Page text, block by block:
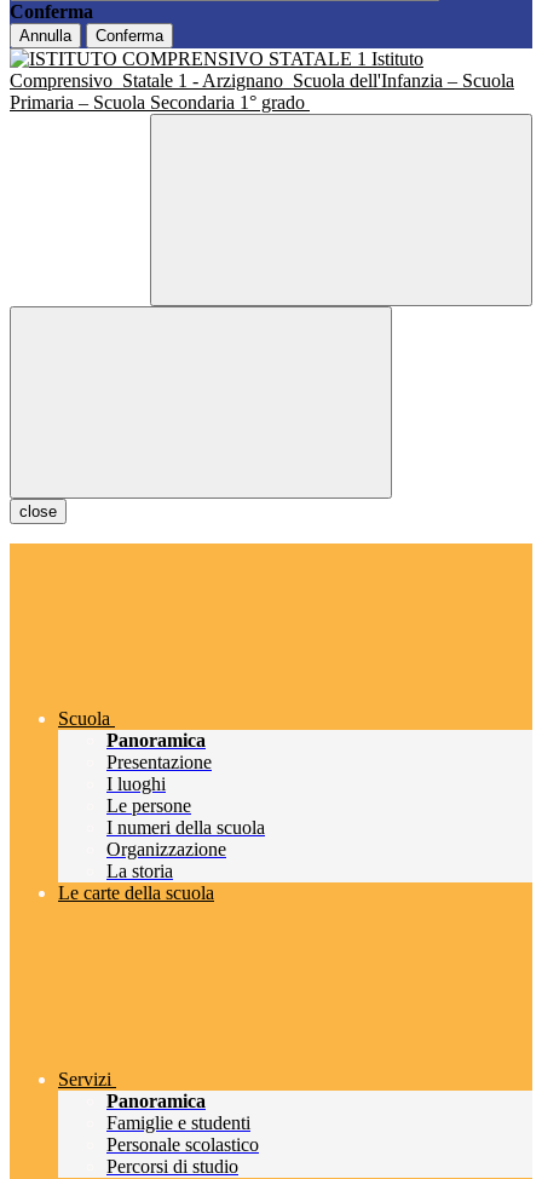
Conferma
Annulla Conferma
Istituto
Comprensivo Statale 1 - Arzignano Scuola dell'Infanzia – Scuola
Primaria – Scuola Secondaria 1° grado
close
Scuola
Panoramica
Presentazione
I luoghi
Le persone
I numeri della scuola
Organizzazione
La storia
Le carte della scuola
Servizi
Panoramica
Famiglie e studenti
Personale scolastico
Percorsi di studio